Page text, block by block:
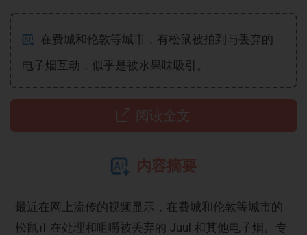
在费城和伦敦等城市，有松鼠被拍到与丢弃的
电子烟互动，似乎是被水果味吸引。
阅读全文
内容摘要
最近在网上流传的视频显示，在费城和伦敦等城市的
松鼠正在处理和咀嚼被丢弃的 Juul 和其他电子烟。专